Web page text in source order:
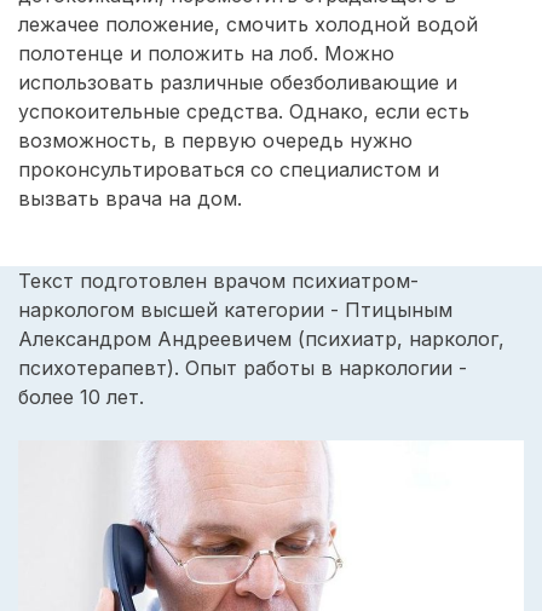
лежачее положение, смочить холодной водой
полотенце и положить на лоб. Можно
использовать различные обезболивающие и
успокоительные средства. Однако, если есть
возможность, в первую очередь нужно
проконсультироваться со специалистом и
вызвать врача на дом.
Текст подготовлен врачом психиатром-
наркологом высшей категории - Птицыным
Александром Андреевичем (психиатр, нарколог,
психотерапевт). Опыт работы в наркологии -
более 10 лет.